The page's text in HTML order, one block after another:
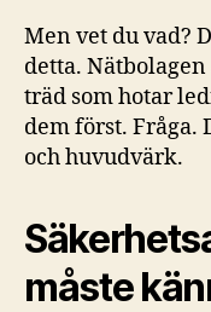
Men vet du vad?
detta.
träd som hotar
dem först. Fråga.
och huvudvärk.
måste